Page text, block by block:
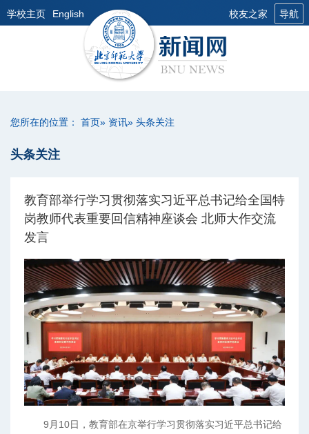
学校主页 English 校友之家 导航
您所在的位置： 首页» 资讯» 头条关注
头条关注
教育部举行学习贯彻落实习近平总书记给全国特
岗教师代表重要回信精神座谈会 北师大作交流
发言
9月10日，教育部在京举行学习贯彻落实习近平总书记给